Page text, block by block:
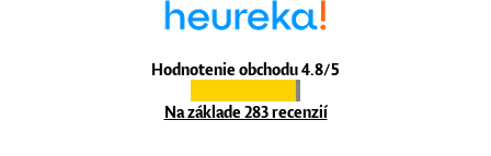
Hodnotenie obchodu 4.8/5
Na základe 283 recenzií